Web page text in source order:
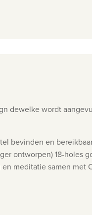
dewelke wordt
bevinden en
ontworpen) 18-holes
meditatie samen met